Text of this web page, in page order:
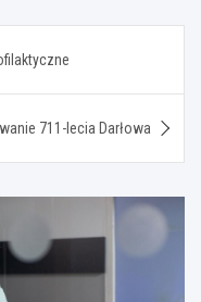
711-lecia Darłowa